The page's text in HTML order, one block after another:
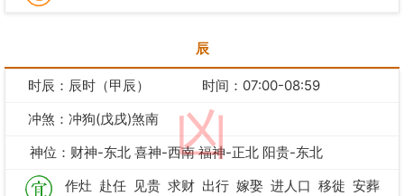
辰
凶
时辰：辰时（甲辰）
时间：07:00-08:59
冲煞：冲狗(戊戌)煞南
神位：财神-东北 喜神-西南 福神-正北 阳贵-东北
作灶 赴任 见贵 求财 出行 嫁娶 进人口 移徙 安葬